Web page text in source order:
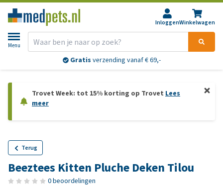
InloggenWinkelwagen
Menu
Gratis verzending vanaf € 69,-
Trovet Week: tot 15% korting op Trovet Lees
meer
Terug
Beeztees Kitten Pluche Deken Tilou
0 beoordelingen